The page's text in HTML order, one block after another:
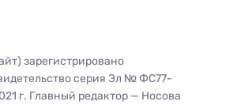
зарегистрировано
серия Эл № ФС77-
г. Главный редактор — Носова